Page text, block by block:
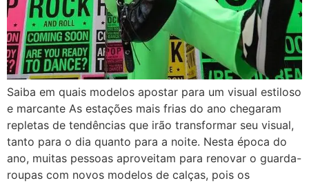
Saiba em quais modelos apostar para um visual estiloso
e marcante As estações mais frias do ano chegaram
repletas de tendências que irão transformar seu visual,
tanto para o dia quanto para a noite. Nesta época do
ano, muitas pessoas aproveitam para renovar o guarda-
roupas com novos modelos de calças, pois os